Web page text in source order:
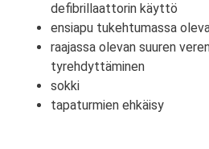
defibrillaattorin käyttö
ensiapu tukehtumassa
raajassa olevan suuren
tyrehdyttäminen
sokki
tapaturmien ehkäisy